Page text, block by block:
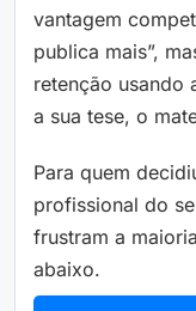
vantagem
publica mais”,
retenção usando
a sua tese, o
Para quem
profissional do
frustram a
abaixo.